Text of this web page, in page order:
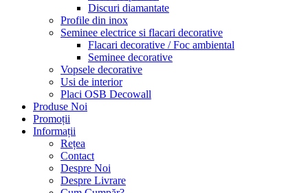
Discuri diamantate
Profile din inox
Seminee electrice si flacari decorative
Flacari decorative / Foc ambiental
Seminee decorative
Vopsele decorative
Usi de interior
Placi OSB Decowall
Produse Noi
Promoții
Informații
Rețea
Contact
Despre Noi
Despre Livrare